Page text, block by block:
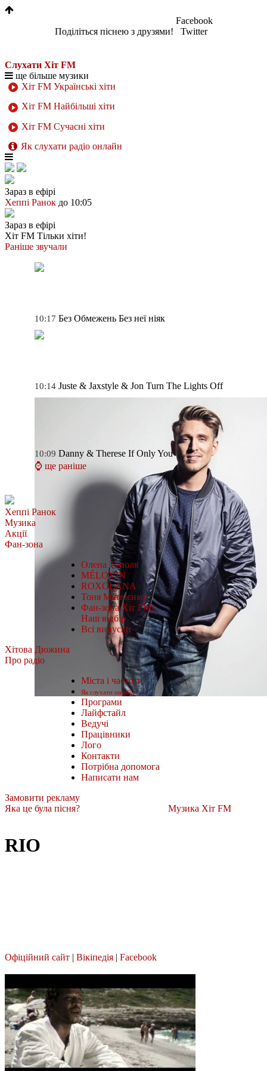
Поділіться піснею з друзями!
Facebook
Twitter
Слухати Хіт FM
ще більше музики
Хіт FM Українські хіти
Хіт FM Найбільші хіти
Хіт FM Сучасні хіти
Як слухати радіо онлайн
Зараз в ефірі
Хеппі Ранок до 10:05
Зараз в ефірі
Хіт FM Тільки хіти!
Раніше звучали
10:17 Без Обмежень Без неї ніяк
10:14 Juste & Jaxstyle & Jon Turn The Lights Off
10:09 Danny & Therese If Only You
⌚ ще раніше
Хеппі Ранок
Музика
Акції
Фан-зона
Олена Тополя
MÉLOVIN
ROXOLANA
Тоня Матвієнко
Фан-зона Хіт FM.
Наш відбір
Всі випуски
Хітова Дюжина
Про радіо
Міста і частоти
Як слухати онлайн
Програми
Лайфстайл
Ведучі
Працівники
Лого
Контакти
Потрібна допомога
Написати нам
Замовити рекламу
Яка це була пісня?
Музика Хіт FM
RIO
Офіційний сайт | Вікіпедія | Facebook